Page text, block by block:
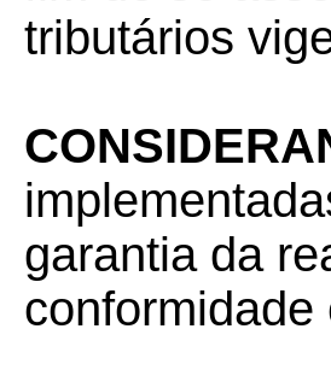
tributários
garantia da